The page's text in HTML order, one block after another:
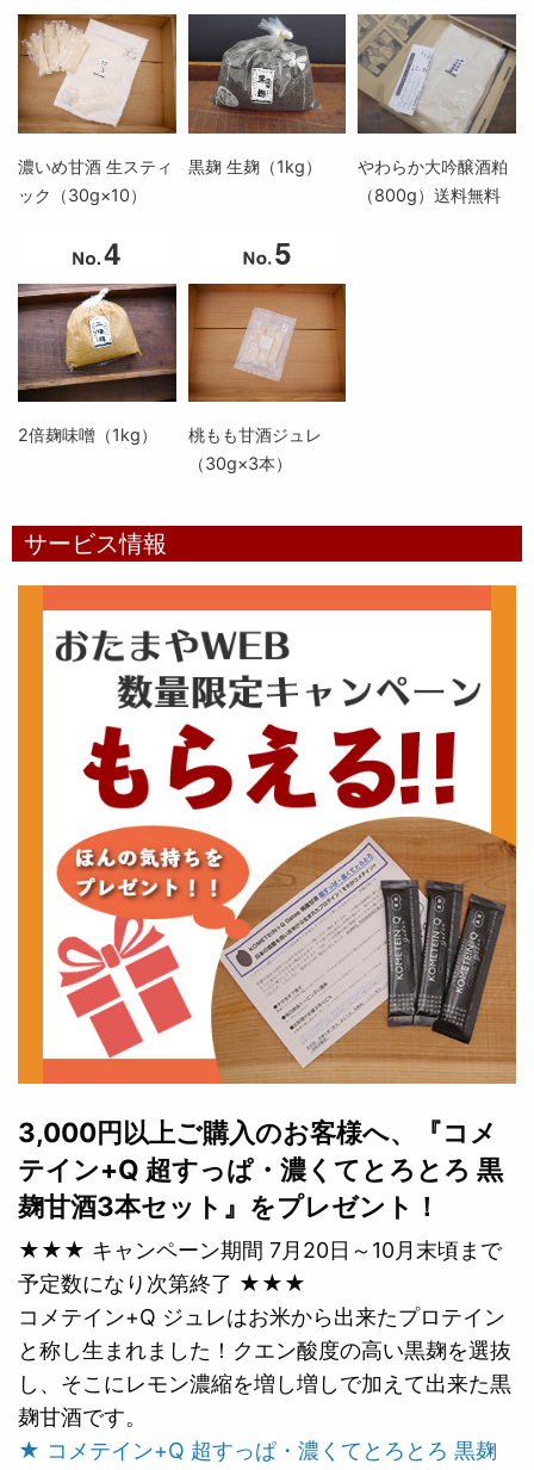
濃いめ甘酒 生スティ
ック（30g×10）
黒麹 生麹（1kg）
やわらか大吟醸酒粕
（800g）送料無料
2倍麹味噌（1kg）
桃もも甘酒ジュレ
（30g×3本）
サービス情報
3,000円以上ご購入のお客様へ、『コメ
テイン+Q 超すっぱ・濃くてとろとろ 黒
麹甘酒3本セット』をプレゼント！
★★★ キャンペーン期間 7月20日～10月末頃まで
予定数になり次第終了 ★★★
コメテイン+Q ジュレはお米から出来たプロテイン
と称し生まれました！クエン酸度の高い黒麹を選抜
し、そこにレモン濃縮を増し増しで加えて出来た黒
麹甘酒です。
★ コメテイン+Q 超すっぱ・濃くてとろとろ 黒麹